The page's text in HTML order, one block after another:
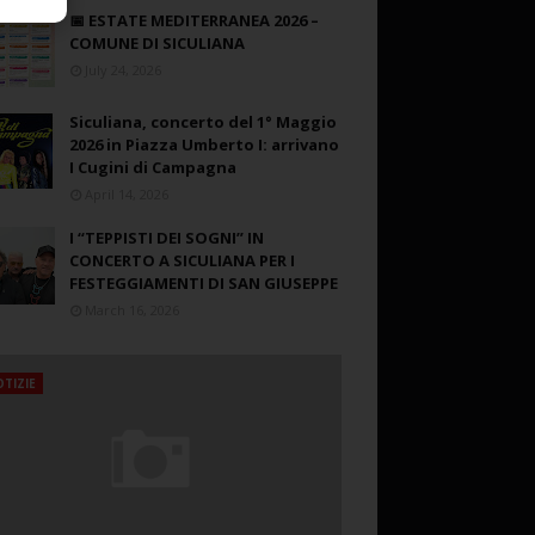
📅 ESTATE MEDITERRANEA 2026 –
COMUNE DI SICULIANA
Siculiana, concerto del 1° Maggio
2026 in Piazza Umberto I: arrivano
I Cugini di Campagna
I “TEPPISTI DEI SOGNI” IN
CONCERTO A SICULIANA PER I
FESTEGGIAMENTI DI SAN GIUSEPPE